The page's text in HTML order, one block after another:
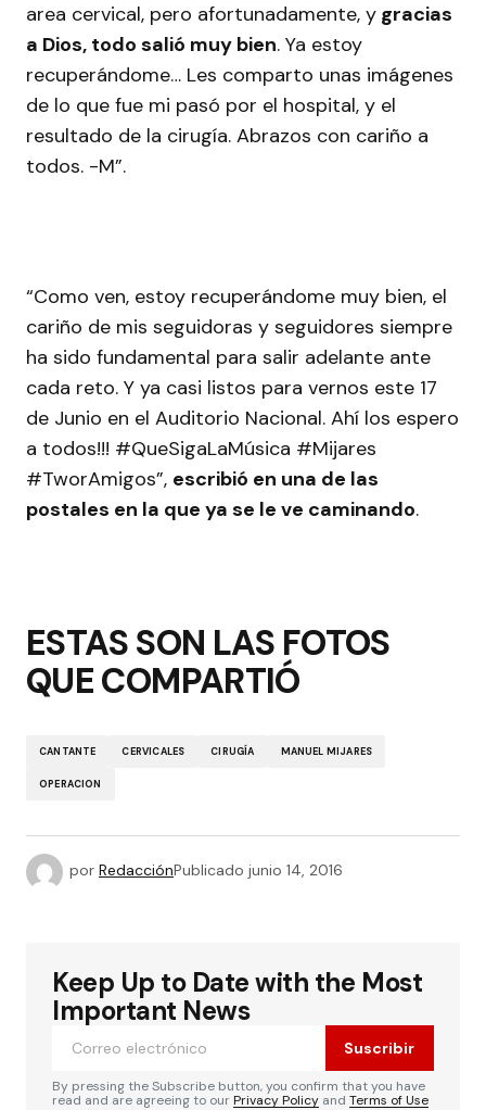
area cervical, pero afortunadamente, y gracias
a Dios, todo salió muy bien. Ya estoy
recuperándome… Les comparto unas imágenes
de lo que fue mi pasó por el hospital, y el
resultado de la cirugía. Abrazos con cariño a
todos. -M”.
“Como ven, estoy recuperándome muy bien, el
cariño de mis seguidoras y seguidores siempre
ha sido fundamental para salir adelante ante
cada reto. Y ya casi listos para vernos este 17
de Junio en el Auditorio Nacional. Ahí los espero
a todos!!! #QueSigaLaMúsica #Mijares
#TworAmigos”, escribió en una de las
postales en la que ya se le ve caminando.
ESTAS SON LAS FOTOS
QUE COMPARTIÓ
CANTANTE CERVICALES CIRUGÍA MANUEL MIJARES
OPERACION
por RedacciónPublicado junio 14, 2016
Keep Up to Date with the Most
Important News
Suscribir
By pressing the Subscribe button, you confirm that you have
read and are agreeing to ourPrivacy Policy and Terms of Use